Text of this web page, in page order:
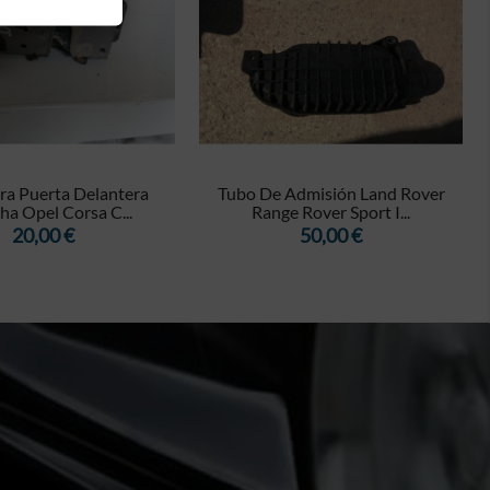
Puerta Delantera
Opel Corsa C...
Precio
20,00 €
Tubo De Admisión Land Rover
Range Rover Sport I...
Precio
50,00 €
